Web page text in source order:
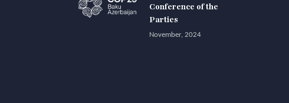
Conference of the
Parties
November, 2024